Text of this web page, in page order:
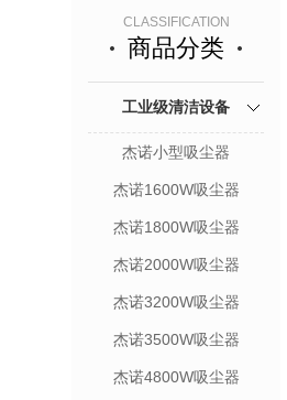
CLASSIFICATION
商品分类
工业级清洁设备
杰诺小型吸尘器
杰诺1600W吸尘器
杰诺1800W吸尘器
杰诺2000W吸尘器
杰诺3200W吸尘器
杰诺3500W吸尘器
杰诺4800W吸尘器